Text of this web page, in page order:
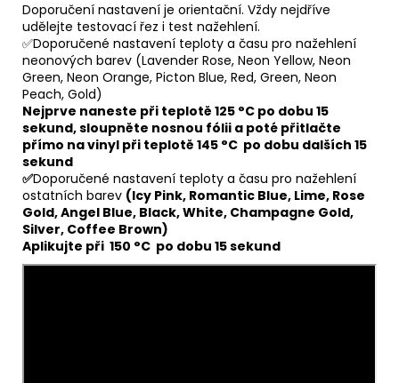
Doporučení nastavení je orientační. Vždy nejdříve
udělejte testovací řez i test nažehlení.
✅Doporučené nastavení teploty a času pro nažehlení
neonových barev (Lavender Rose, Neon Yellow, Neon
Green, Neon Orange, Picton Blue, Red, Green, Neon
Peach, Gold)
Nejprve naneste při teplotě 125 °C po dobu 15
sekund, sloupněte nosnou fólii a poté přitlačte
přímo na vinyl při teplotě 145 °C po dobu dalších 15
sekund
✅Doporučené nastavení teploty a času pro nažehlení
ostatních barev (Icy Pink, Romantic Blue, Lime, Rose
Gold, Angel Blue, Black, White, Champagne Gold,
Silver, Coffee Brown)
Aplikujte při 150 °C po dobu 15 sekund